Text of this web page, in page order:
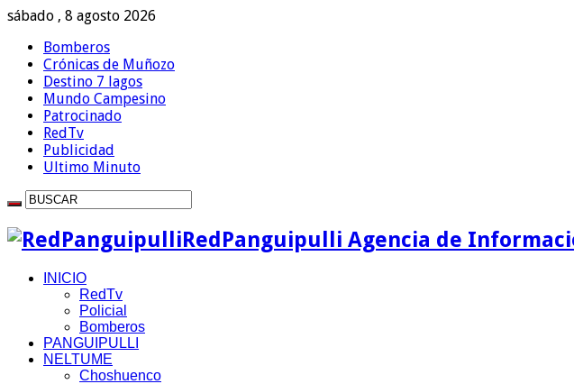
sábado , 8 agosto 2026
Bomberos
Crónicas de Muñozo
Destino 7 lagos
Mundo Campesino
Patrocinado
RedTv
Publicidad
Ultimo Minuto
RedPanguipulli Agencia de
INICIO
RedTv
Policial
Bomberos
PANGUIPULLI
NELTUME
Choshuenco